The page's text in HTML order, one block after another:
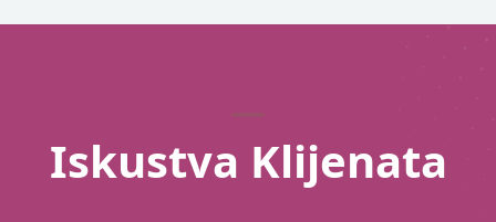
Iskustva Klijenata